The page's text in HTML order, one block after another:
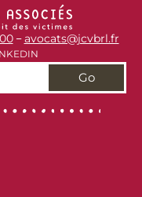
–avocats@jcvbrl.fr
Go